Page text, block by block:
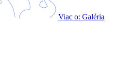
Viac o: Galéria